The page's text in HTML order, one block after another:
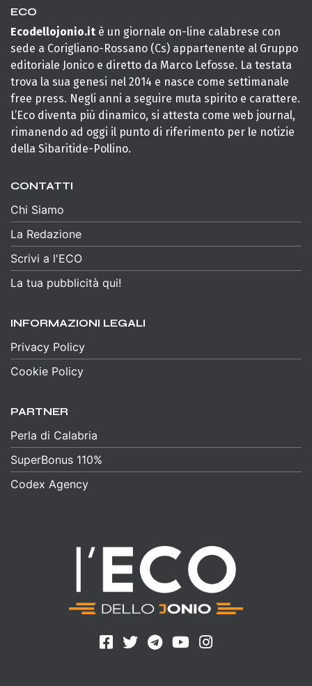
ECO
Ecodellojonio.it è un giornale on-line calabrese con
sede a Corigliano-Rossano (Cs) appartenente al Gruppo
editoriale Jonico e diretto da Marco Lefosse. La testata
trova la sua genesi nel 2014 e nasce come settimanale
free press. Negli anni a seguire muta spirito e carattere.
L’Eco diventa più dinamico, si attesta come web journal,
rimanendo ad oggi il punto di riferimento per le notizie
della Sibaritide-Pollino.
CONTATTI
Chi Siamo
La Redazione
Scrivi a l'ECO
La tua pubblicità qui!
INFORMAZIONI LEGALI
Privacy Policy
Cookie Policy
PARTNER
Perla di Calabria
SuperBonus 110%
Codex Agency